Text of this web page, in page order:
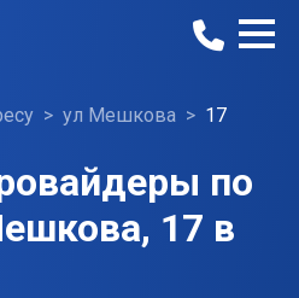
ул Мешкова 17
по
17 в